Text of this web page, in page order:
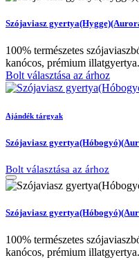
Szójaviasz
100% természetes
kanócos, prémium illatgyertya.
Bolt választása az árhoz
Ajándék tárgyak
Szójaviasz
Bolt választása az árhoz
Szójaviasz
100% természetes
kanócos, prémium illatgyertya.